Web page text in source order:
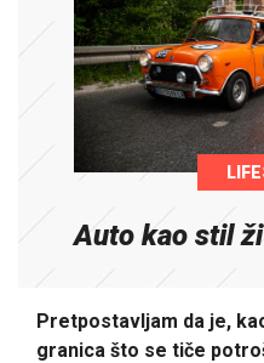
Auto kao stil
Pretpostavljam da je,
granica što se tiče